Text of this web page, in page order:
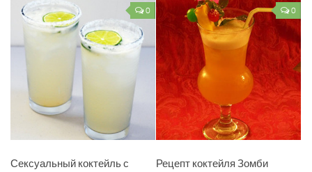
0
Сексуальный коктейль с
0
Рецепт коктейля Зомби